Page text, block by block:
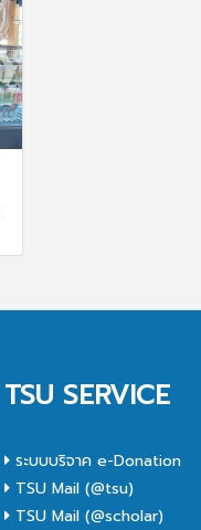
TSU SERVICE
ระบบบริจาค e-Donation
TSU Mail (@tsu)
TSU Mail (@scholar)